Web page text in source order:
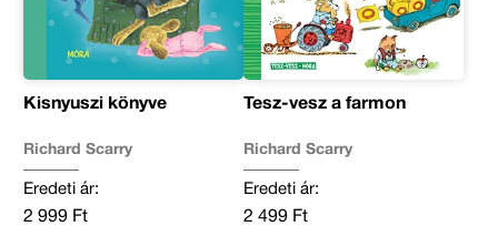
Kisnyuszi könyve
Richard Scarry
Eredeti ár:
2 999 Ft
Tesz-vesz a farmon
Richard Scarry
Eredeti ár:
2 499 Ft